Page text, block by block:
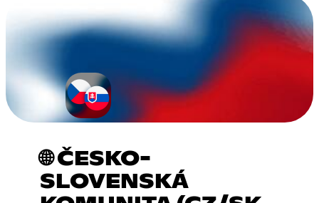
🌐 ČESKO-
SLOVENSKÁ